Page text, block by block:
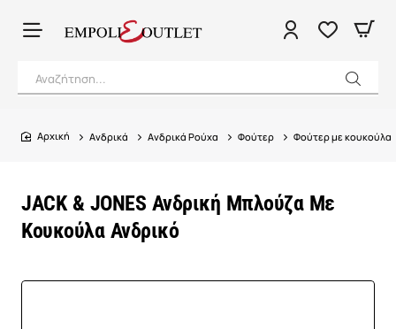
Αναζήτηση...
JACK & JONES Ανδρική Μπλούζα Με
Κουκούλα Ανδρικό
home
Ανδρικά Ανδρικά Ρούχα Φούτερ Φούτερ με κουκούλα